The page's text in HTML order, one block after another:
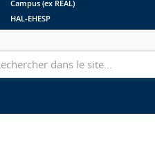
Campus (ex REAL)
HAL-EHESP
Suivez les